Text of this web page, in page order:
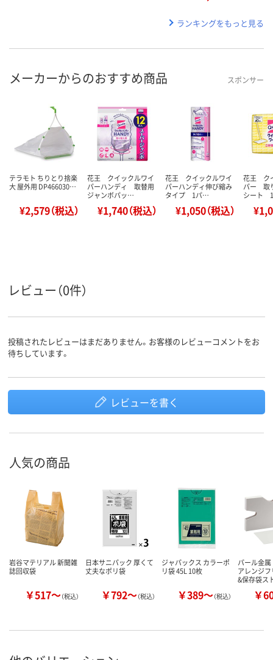
ランキングをもっと見る
メーカーからのおすすめ商品 スポンサー
テラモト ちりとり捨楽
大 屋外用 DP466030…
¥2,579（税込）
花王 クイックルワイ
パーハンディ 取替用
ジャンボパッ…
¥1,740（税込）
花王 クイックルワイ
パーハンディ伸び縮み
タイプ 1パ…
¥1,050（税込）
花王 ク
パー 取
シート
レビュー（0件）
投稿されたレビューはまだありません。お客様のレビューコメントをお
待ちしています。
レビューを書く
人気の商品
岩谷マテリアル 新聞雑
誌回収袋
￥517～（税込）
日本サニパック 厚くて
丈夫なポリ袋
￥792～（税込）
ジャパックス カラーポ
リ袋 45L 10枚
￥389～（税込）
パール金
アレンジ
&保存袋ス
￥